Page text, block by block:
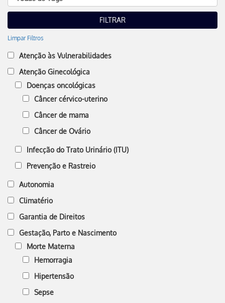
Limpar Filtros
Atenção às Vulnerabilidades
Atenção Ginecológica
Doenças oncológicas
Câncer cérvico-uterino
Câncer de mama
Câncer de Ovário
Infecção do Trato Urinário (ITU)
Prevenção e Rastreio
Autonomia
Climatério
Garantia de Direitos
Gestação, Parto e Nascimento
Morte Materna
Hemorragia
Hipertensão
Sepse